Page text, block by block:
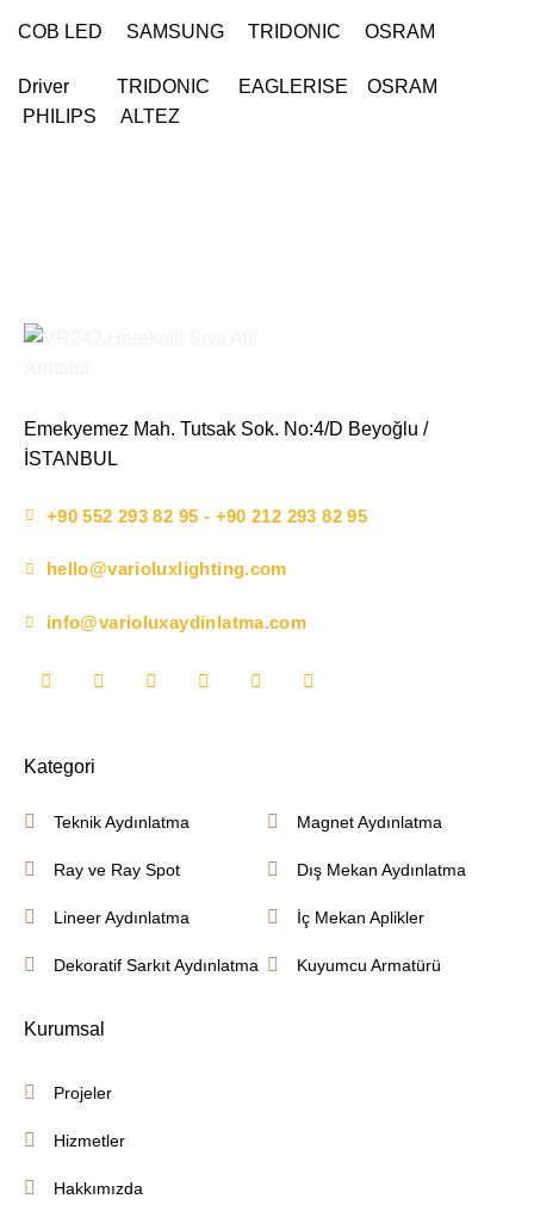
COB LED SAMSUNG TRIDONIC OSRAM
Driver TRIDONIC EAGLERISE OSRAM
PHILIPS ALTEZ
Emekyemez Mah. Tutsak Sok. No:4/D Beyoğlu /
İSTANBUL
+90 552 293 82 95 - +90 212 293 82 95
hello@varioluxlighting.com
info@varioluxaydinlatma.com
Kategori
Teknik Aydınlatma
Ray ve Ray Spot
Lineer Aydınlatma
Dekoratif Sarkıt Aydınlatma
Magnet Aydınlatma
Dış Mekan Aydınlatma
İç Mekan Aplikler
Kuyumcu Armatürü
Kurumsal
Projeler
Hizmetler
Hakkımızda